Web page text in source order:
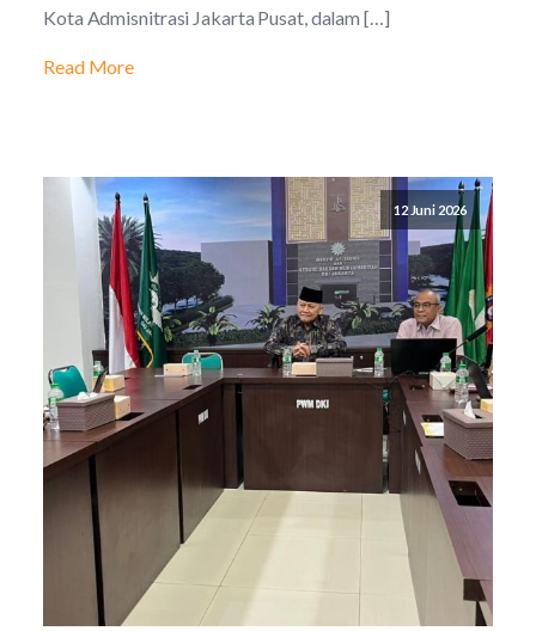
Kota Admisnitrasi Jakarta Pusat, dalam […]
Read More
12 Juni 2026